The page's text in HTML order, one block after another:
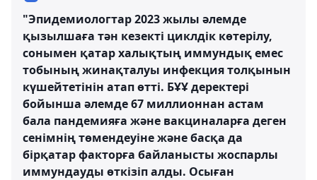
"Эпидемиологтар 2023 жылы әлемде
қызылшаға тән кезекті циклдік көтерілу,
сонымен қатар халықтың иммундық емес
тобының жинақталуы инфекция толқынын
күшейтетінін атап өтті. БҰҰ деректері
бойынша әлемде 67 миллионнан астам
бала пандемияға және вакциналарға деген
сенімнің төмендеуіне және басқа да
бірқатар факторға байланысты жоспарлы
иммундауды өткізіп алды. Осыған